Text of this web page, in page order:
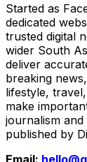
Started as
dedicated
trusted digital
wider South
deliver
breaking
lifestyle,
make
journalism
published by
Email: